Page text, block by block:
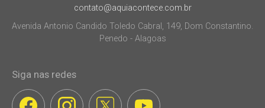
contato@aquiacontece.com.br
Avenida Antonio Candido Toledo Cabral, 149, Dom Constantino.
Penedo - Alagoas
Siga nas redes